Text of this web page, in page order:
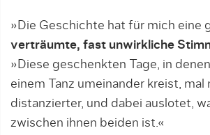
»Die Geschichte hat für mich eine
verträumte, fast unwirkliche
»Diese geschenkten Tage, in
einem Tanz umeinander kreist, mal
distanzierter, und dabei auslotet,
zwischen ihnen beiden ist.«